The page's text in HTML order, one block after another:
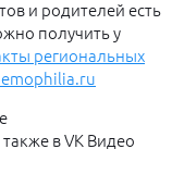
и родителей есть
получить у
региональных
также в VK Видео